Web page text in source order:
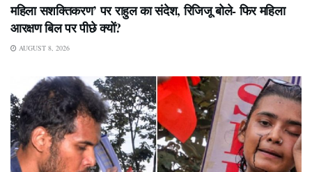
महिला सशक्तिकरण’ पर राहुल का संदेश, रिजिजू बोले- फिर महिला
आरक्षण बिल पर पीछे क्यों?
AUGUST 8, 2026